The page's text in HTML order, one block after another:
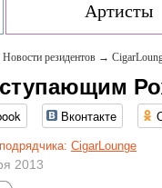
Артисты
Новости резидентов →
Вконтакте
CigarLounge
2013